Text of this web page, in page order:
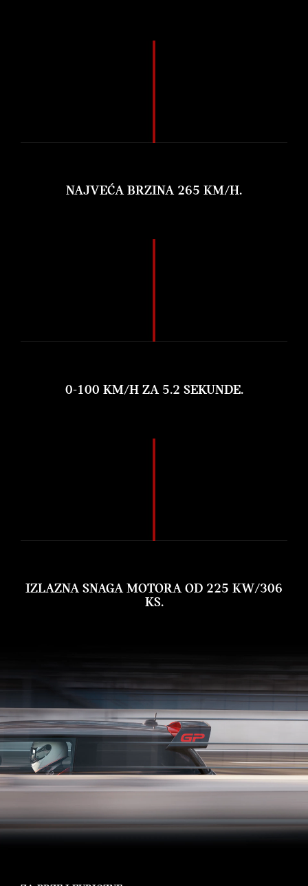
NAJVEĆA BRZINA 265 KM/H.
0-100 KM/H ZA 5.2 SEKUNDE.
IZLAZNA SNAGA MOTORA OD 225 KW/306
KS.